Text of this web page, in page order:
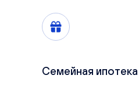
Семейная